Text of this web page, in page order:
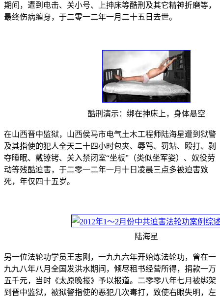
期间，遭到电击、关小号、上抻床等酷刑及其它精神折磨等，
最终伤病缠身，于二零一二年一月二十五日去世。
酷刑演示：绑在抻床上，身体悬空
在山西晋中监狱，山西侯马市电气土木工程师陆海星遭到狱警
及其指使的犯人全天二十四小时包夹、辱骂、罚站、殴打、剥
夺睡眠、戴镣铐、关入禁闭室“坐板”（类似坐军姿）、奴役劳
动等残酷迫害，于二零一二年一月十日凌晨三点多被迫害致
死，年仅四十五岁。
陆海星
另一位法轮功学员王志刚，一九九六年开始炼法轮功，曾在一
九九八年八月全国发洪水期间，倾尽租书经营所得，捐款一万
五千元，当时《太原晚报》予以报道。二零零八年七月被绑架
到晋中监狱，被狱警指使的恶犯几次毒打，致使右眼失明，左